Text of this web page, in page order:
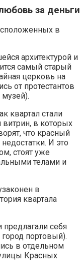
за деньги
в
архитектурой и
самый старый
церковь на
от протестантов
музей).
квартал стали
витрин, в которых
что красный
И это
стоят уже
телами и
в
квартала
себя
портовый).
в отдельном
Красных